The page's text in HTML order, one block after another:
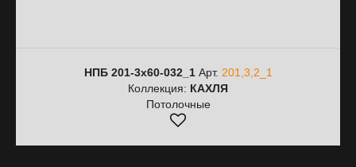
НПБ 201-3х60-032_1Арт. 201,3,2_1
Коллекция: КАХЛЯ
Потолочные